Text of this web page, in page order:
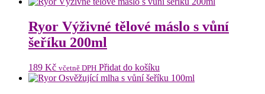
Ryor Výživné tělové máslo s vůní
šeříku 200ml
189 Kč včetně DPH Přidat do košíku